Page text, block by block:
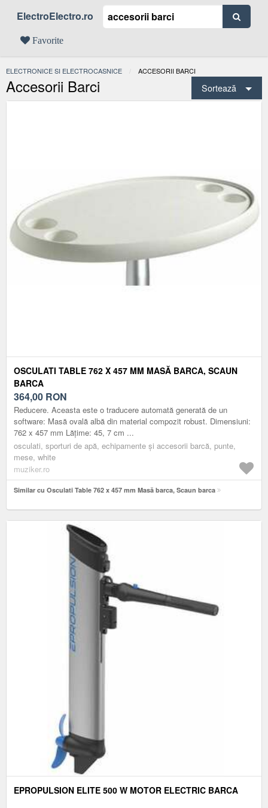
ElectroElectro.ro
Favorite
ELECTRONICE SI ELECTROCASNICE ACTUAL:
ACCESORII BARCI
Accesorii Barci Sortează
OSCULATI TABLE 762 X 457 MM MASĂ BARCA, SCAUN
BARCA
364,00 RON
Reducere. Aceasta este o traducere automată generată de un
software: Masă ovală albă din material compozit robust. Dimensiuni:
762 x 457 mm Lăţime: 45, 7 cm ...
osculati, sporturi de apă, echipamente și accesorii barcă, punte,
mese, white
muziker.ro
Similar cu Osculati Table 762 x 457 mm Masă barca, Scaun barca
EPROPULSION ELITE 500 W MOTOR ELECTRIC BARCA